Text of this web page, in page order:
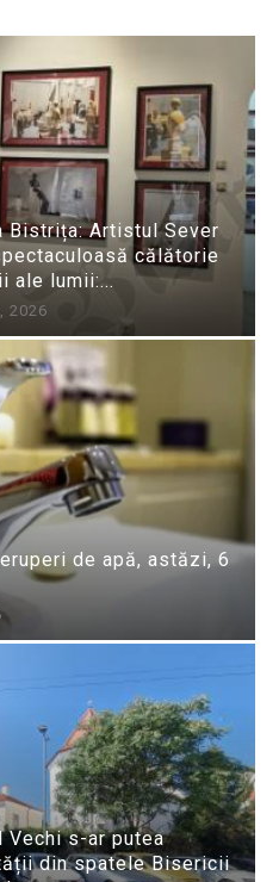
Bistrița: Artistul Sever
călătorie
ale lumii:...
2026
de apă, astăzi, 6
Vechi s-ar putea
din spatele Bisericii